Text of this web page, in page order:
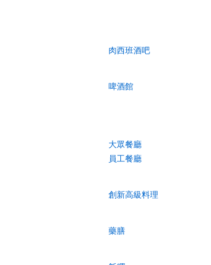
肉西班酒吧
啤酒館
大眾餐廳
員工餐廳
創新高級料理
藥膳